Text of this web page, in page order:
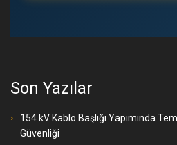
Son Yazılar
154 kV Kablo Başlığı Yapımında
Güvenliği